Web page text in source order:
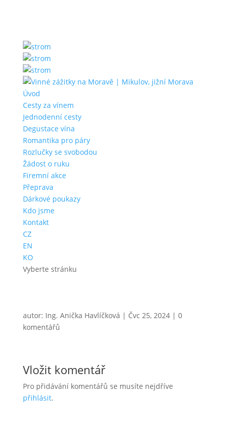
Úvod
Cesty za vínem
Jednodenní cesty
Degustace vína
Romantika pro páry
Rozlučky se svobodou
Žádost o ruku
Firemní akce
Přeprava
Dárkové poukazy
Kdo jsme
Kontakt
CZ
EN
KO
Vyberte stránku
autor: Ing. Anička Havlíčková | Čvc 25, 2024| 0
komentářů
Vložit komentář
Pro přidávání komentářů se musíte nejdříve
přihlásit.